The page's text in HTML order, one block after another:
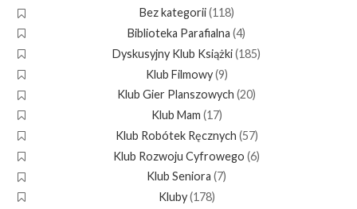
Bez kategorii(118)
Biblioteka Parafialna (4)
Dyskusyjny Klub Książki(185)
Klub Filmowy(9)
Klub Gier Planszowych (20)
Klub Mam (17)
Klub Robótek Ręcznych (57)
Klub Rozwoju Cyfrowego (6)
Klub Seniora (7)
Kluby(178)